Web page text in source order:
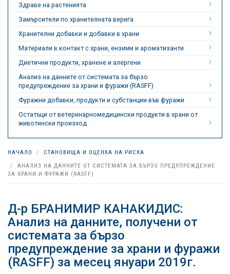
Здраве на растенията
Замърсители по хранителната верига
Хранителни добавки и добавки в храни
Материали в контакт с храни, ензими и ароматизанти
Диетични продукти, хранене и алергени
Анализ на данните от системата за бързо
предупреждение за храни и фуражи (RASFF)
Фуражни добавки, продукти и субстанции във фуражи
Остатъци от ветеринарномедицински продукти в храни от
животински произход
НАЧАЛО
СТАНОВИЩА И ОЦЕНКА НА РИСКА
АНАЛИЗ НА ДАННИТЕ ОТ СИСТЕМАТА ЗА БЪРЗО ПРЕДУПРЕЖДЕНИЕ
ЗА ХРАНИ И ФУРАЖИ (RASFF)
Д-р БРАНИМИР КАНАКИДИС:
Анализ на данните, получени от
системата за бързо
предупреждение за храни и фуражи
(RASFF) за месец януари 2019г.